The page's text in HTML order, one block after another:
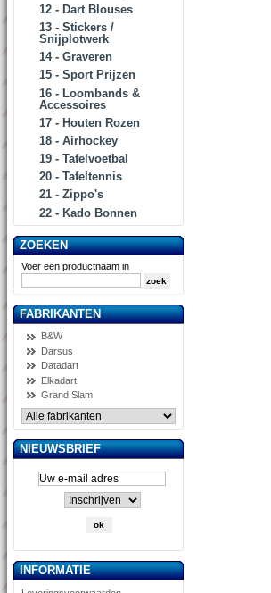
12 - Dart Blouses
13 - Stickers /
Snijplotwerk
14 - Graveren
15 - Sport Prijzen
16 - Loombands &
Accessoires
17 - Houten Rozen
18 - Airhockey
19 - Tafelvoetbal
20 - Tafeltennis
21 - Zippo's
22 - Kado Bonnen
ZOEKEN
Voer een productnaam in
FABRIKANTEN
B&W
Darsus
Datadart
Elkadart
Grand Slam
NIEUWSBRIEF
INFORMATIE